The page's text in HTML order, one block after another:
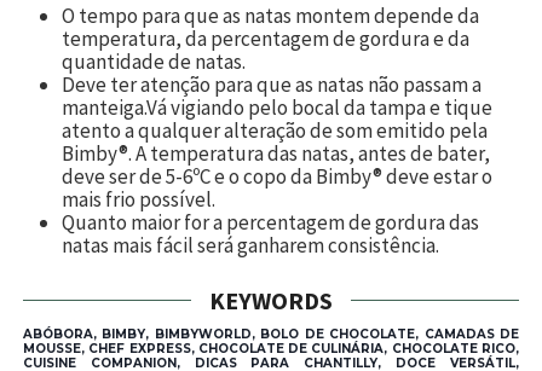
O tempo para que as natas montem depende da
temperatura, da percentagem de gordura e da
quantidade de natas.
Deve ter atenção para que as natas não passam a
manteiga.Vá vigiando pelo bocal da tampa e tique
atento a qualquer alteração de som emitido pela
Bimby®. A temperatura das natas, antes de bater,
deve ser de 5-6ºC e o copo da Bimby® deve estar o
mais frio possível.
Quanto maior for a percentagem de gordura das
natas mais fácil será ganharem consistência.
KEYWORDS
ABÓBORA, BIMBY, BIMBYWORLD, BOLO DE CHOCOLATE, CAMADAS DE
MOUSSE, CHEF EXPRESS, CHOCOLATE DE CULINÁRIA, CHOCOLATE RICO,
CUISINE COMPANION, DICAS PARA CHANTILLY, DOCE VERSÁTIL,